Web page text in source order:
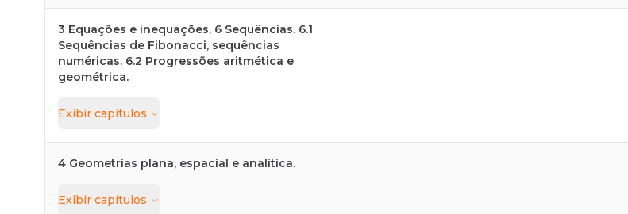
3 Equações e inequações. 6 Sequências. 6.1
Sequências de Fibonacci, sequências
numéricas. 6.2 Progressões aritmética e
geométrica.
Exibir capítulos
4 Geometrias plana, espacial e analítica.
Exibir capítulos